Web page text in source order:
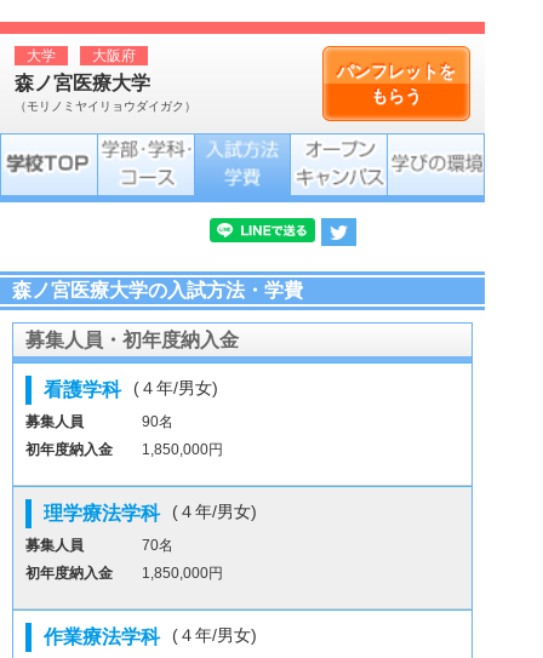
パンフレットを
もらう
大学 大阪府
森ノ宮医療大学
（モリノミヤイリョウダイガク）
森ノ宮医療大学の入試方法・学費
募集人員・初年度納入金
看護学科 (４年/男女)
募集人員
90名
初年度納入金
1,850,000円
理学療法学科 (４年/男女)
募集人員
70名
初年度納入金
1,850,000円
作業療法学科 (４年/男女)